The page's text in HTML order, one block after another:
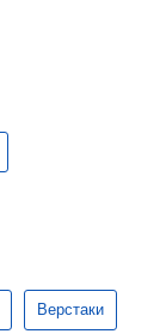
Верстаки